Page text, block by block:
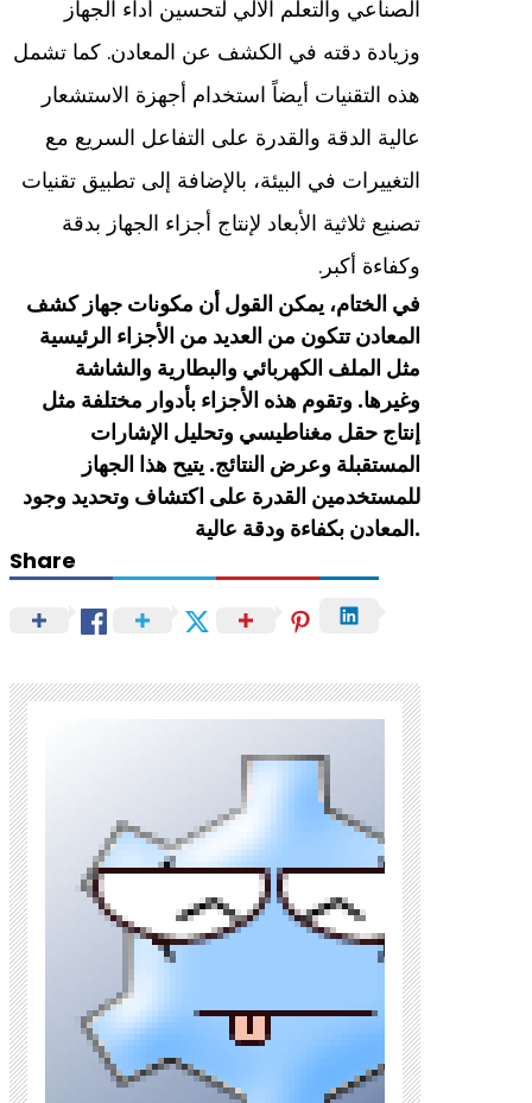
الصناعي والتعلم الآلي لتحسين أداء الجهاز
وزيادة دقته في الكشف عن المعادن. كما تشمل
هذه التقنيات أيضاً استخدام أجهزة الاستشعار
عالية الدقة والقدرة على التفاعل السريع مع
التغييرات في البيئة، بالإضافة إلى تطبيق تقنيات
تصنيع ثلاثية الأبعاد لإنتاج أجزاء الجهاز بدقة
وكفاءة أكبر.
في الختام، يمكن القول أن مكونات جهاز كشف
المعادن تتكون من العديد من الأجزاء الرئيسية
مثل الملف الكهربائي والبطارية والشاشة
وغيرها. وتقوم هذه الأجزاء بأدوار مختلفة مثل
إنتاج حقل مغناطيسي وتحليل الإشارات
المستقبلة وعرض النتائج. يتيح هذا الجهاز
للمستخدمين القدرة على اكتشاف وتحديد وجود
المعادن بكفاءة ودقة عالية.
Share